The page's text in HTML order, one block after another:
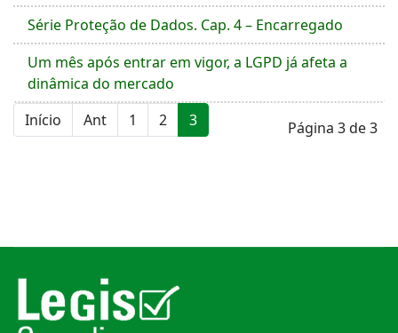
Série Proteção de Dados. Cap. 4 – Encarregado
Um mês após entrar em vigor, a LGPD já afeta a
dinâmica do mercado
Página 3 de 3
Início Ant 1 2 3